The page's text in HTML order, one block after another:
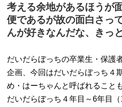
考える余地があるほうが
便であるが故の面白さっ
んが好きなんだな、きっと
だいだらぼっちの卒業生・保護
企画、今回はだいだらぼっち４
め・はーちゃんと呼ばれること
だいだらぼっち４年目～6年目